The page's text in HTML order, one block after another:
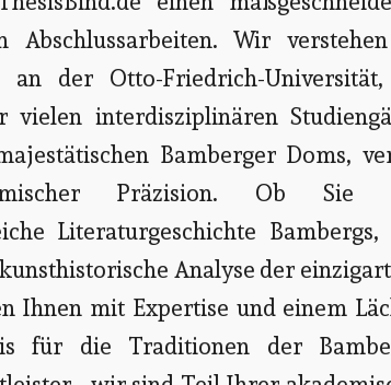
Wir
an der Otto-Friedrich-
interdisziplinären
Bamberger Doms,
Präzision. Ob Sie
Literaturgeschichte Bambergs,
Analyse der
Ihnen mit Expertise und einem
für die Traditionen der